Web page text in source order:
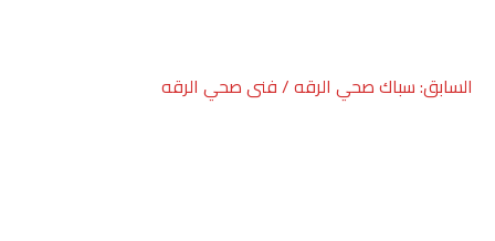
تصفّح
السابق: سباك صحي الرقه / فنى صحي الرقه